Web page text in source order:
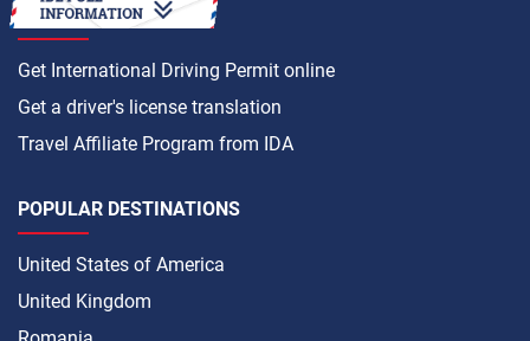
HOW TO
Get International Driving Permit online
Get a driver's license translation
Travel Affiliate Program from IDA
POPULAR DESTINATIONS
United States of America
United Kingdom